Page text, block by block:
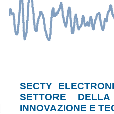
SECTY
SETTORE
INNOVAZIONE E